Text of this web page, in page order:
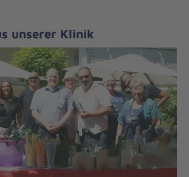
unserer Klinik